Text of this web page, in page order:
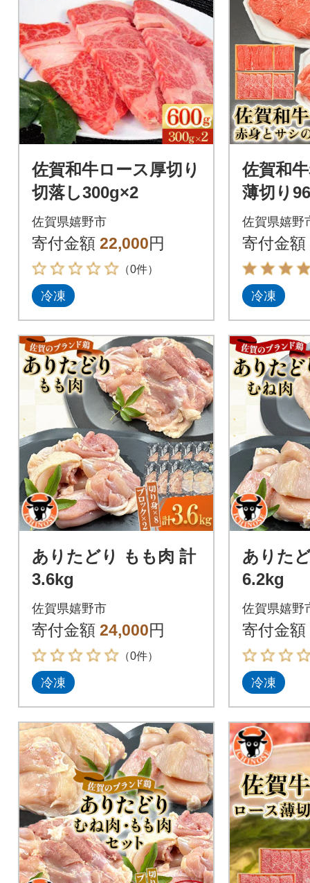
佐賀和牛ロース厚切り
切落し300g×2
佐賀県嬉野市
寄付金額 22,000円
（0件）
冷凍
佐賀和
薄切り
180g×2)
佐賀県嬉野
寄付金額
冷凍
ありたどり もも肉 計
3.6kg
佐賀県嬉野市
寄付金額 24,000円
（0件）
冷凍
ありた
6.2kg
佐賀県嬉野
寄付金額
冷凍